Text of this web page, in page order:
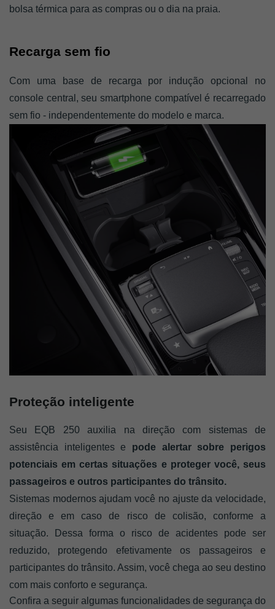
bolsa térmica para as compras ou o dia na praia.
Recarga sem fio
Com uma base de recarga por indução opcional no
console central, seu smartphone compatível é recarregado
sem fio - independentemente do modelo e marca.
Proteção inteligente
Seu EQB 250 auxilia na direção com sistemas de
assistência inteligentes e pode alertar sobre perigos
potenciais em certas situações e proteger você, seus
passageiros e outros participantes do trânsito.
Sistemas modernos ajudam você no ajuste da velocidade,
direção e em caso de risco de colisão, conforme a
situação. Dessa forma o risco de acidentes pode ser
reduzido, protegendo efetivamente os passageiros e
participantes do trânsito. Assim, você chega ao seu destino
com mais conforto e segurança.
Confira a seguir algumas funcionalidades de segurança do